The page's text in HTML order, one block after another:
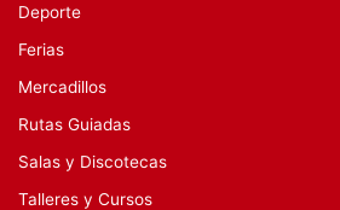
Deporte
Ferias
Mercadillos
Rutas Guiadas
Salas y Discotecas
Talleres y Cursos